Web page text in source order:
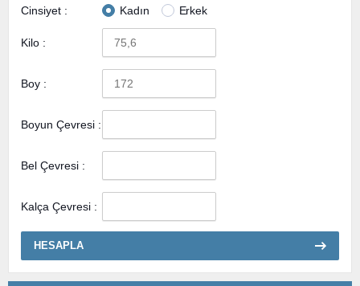
Cinsiyet : Kadın Erkek
Kilo :
Boy :
Boyun Çevresi :
Bel Çevresi :
Kalça Çevresi :
HESAPLA